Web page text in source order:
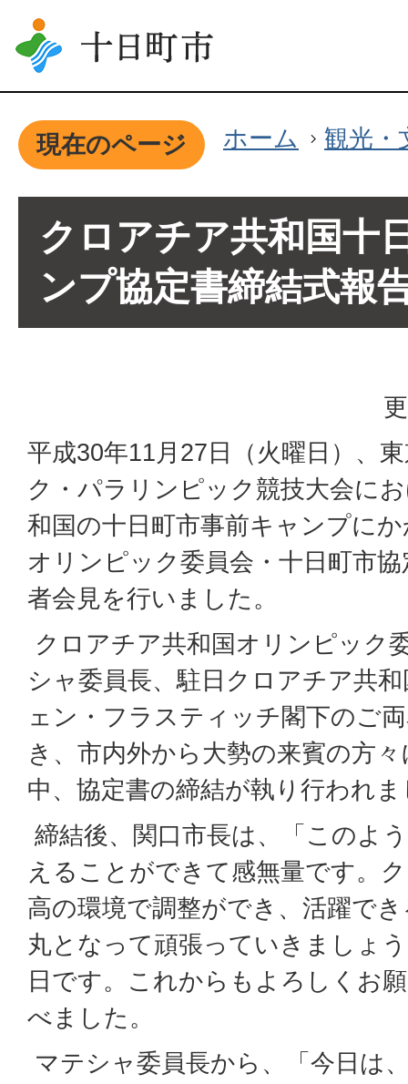
現在のページ ホーム 観光・
クロアチア共和国十
ンプ協定書締結式報
平成30年11月27日（火曜日）、
ク・パラリンピック競技大会に
和国の十日町市事前キャンプに
オリンピック委員会・十日町市
者会見を行いました。
クロアチア共和国オリンピック
シャ委員長、駐日クロアチア共
ェン・フラスティッチ閣下のご
き、市内外から大勢の来賓の方
中、協定書の締結が執り行われ
締結後、関口市長は、「このよ
えることができて感無量です。
高の環境で調整ができ、活躍で
丸となって頑張っていきましょ
日です。これからもよろしくお
べました。
マテシャ委員長から、「今日は